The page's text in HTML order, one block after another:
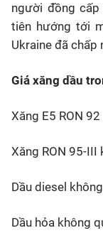
người đồng
tiên hướng tới
Ukraine đã chấp
Giá xăng dầu
Xăng E5 RON
Xăng RON 95-
Dầu diesel
Dầu hỏa không